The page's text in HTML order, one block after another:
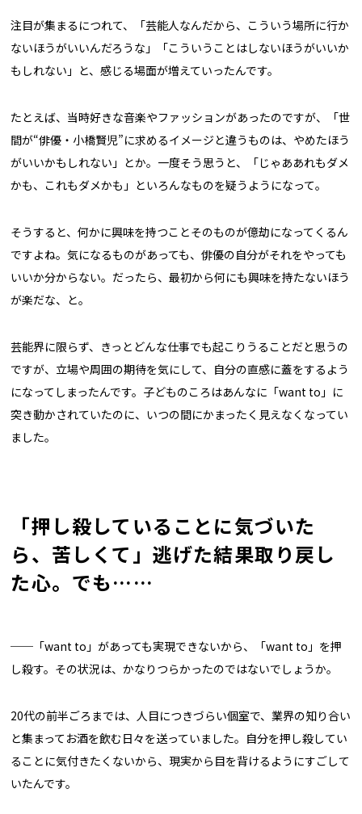
注目が集まるにつれて、「芸能人なんだから、こういう場所に行か
ないほうがいいんだろうな」「こういうことはしないほうがいいか
もしれない」と、感じる場面が増えていったんです。
たとえば、当時好きな音楽やファッションがあったのですが、「世
間が“俳優・小橋賢児”に求めるイメージと違うものは、やめたほう
がいいかもしれない」とか。一度そう思うと、「じゃああれもダメ
かも、これもダメかも」といろんなものを疑うようになって。
そうすると、何かに興味を持つことそのものが億劫になってくるん
ですよね。気になるものがあっても、俳優の自分がそれをやっても
いいか分からない。だったら、最初から何にも興味を持たないほう
が楽だな、と。
芸能界に限らず、きっとどんな仕事でも起こりうることだと思うの
ですが、立場や周囲の期待を気にして、自分の直感に蓋をするよう
になってしまったんです。子どものころはあんなに「want to」に
突き動かされていたのに、いつの間にかまったく見えなくなってい
ました。
「押し殺していることに気づいた
ら、苦しくて」逃げた結果取り戻し
た心。でも……
──「want to」があっても実現できないから、「want to」を押
し殺す。その状況は、かなりつらかったのではないでしょうか。
20代の前半ごろまでは、人目につきづらい個室で、業界の知り合い
と集まってお酒を飲む日々を送っていました。自分を押し殺してい
ることに気付きたくないから、現実から目を背けるようにすごして
いたんです。